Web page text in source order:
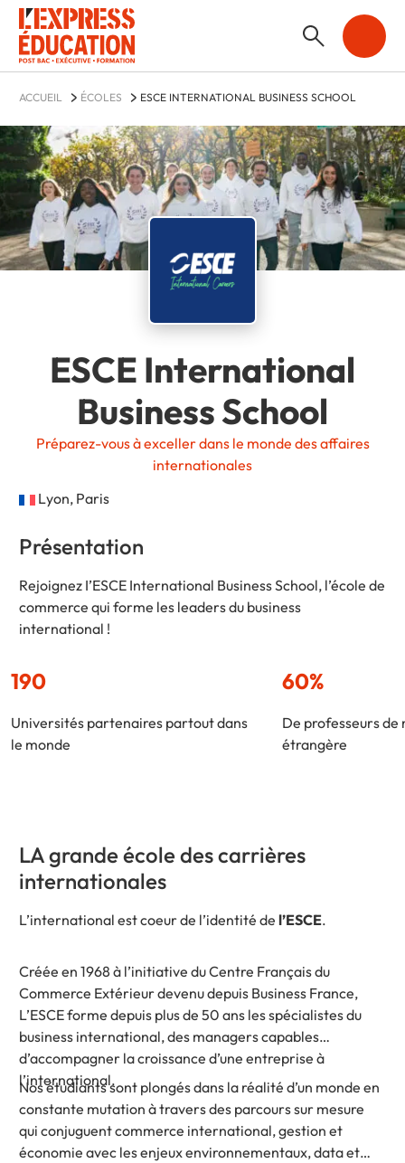
ACCUEIL ÉCOLES ESCE INTERNATIONAL BUSINESS SCHOOL
ESCE International
Business School
Préparez-vous à exceller dans le monde des affaires
internationales
Lyon, Paris
Présentation
Rejoignez I’ESCE International Business School, l’école de
commerce qui forme les leaders du business
international !
190
Universités partenaires partout dans
le monde
60%
De professeurs
étrangère
LA grande école des carrières
internationales
L’international est coeur de l’identité del’ESCE.
Créée en 1968 à l’initiative du Centre Français du
Commerce Extérieur devenu depuis Business France,
L’ESCE forme depuis plus de 50 ans les spécialistes du
business international, des managers capables
d’accompagner la croissance d’une entreprise à
l’international.
Nos étudiants sont plongés dans la réalité d’un monde en
constante mutation à travers des parcours sur mesure
qui conjuguent commerce international, gestion et
économie avec les enjeux environnementaux, data et